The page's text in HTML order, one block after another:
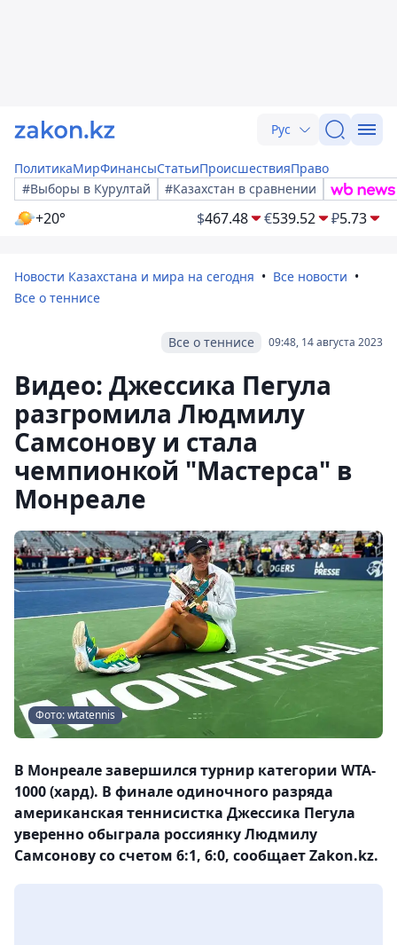
Рус
ПолитикаМирФинансыСтатьиПроисшествияПраво
#Выборы в Курултай
#Казахстан в сравнении
+20° $467.48 €539.52 ₽5.73
Новости Казахстана и мира на сегодня
Все новости
Все о теннисе
09:48, 14 августа 2023
Все о теннисе
Видео: Джессика Пегула
разгромила Людмилу
Самсонову и стала
чемпионкой "Мастерса" в
Монреале
Фото: wtatennis
В Монреале завершился турнир категории WTA-
1000 (хард). В финале одиночного разряда
американская теннисистка Джессика Пегула
уверенно обыграла россиянку Людмилу
Самсонову со счетом 6:1, 6:0, сообщает Zakon.kz.